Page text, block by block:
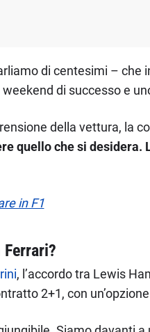
di centesimi – che
di successo e
della vettura, la
quello che si
in F1
, l’accordo tra Lewis
2+1, con